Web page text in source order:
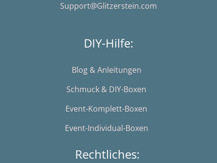
Support@Glitzerstein.com
DIY-Hilfe:
Blog & Anleitungen
Schmuck & DIY-Boxen
Event-Komplett-Boxen
Event-Individual-Boxen
Rechtliches: